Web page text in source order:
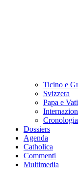
Ticino e
Svizzera
Papa e
Cronologia
Dossiers
Agenda
Catholica
Commenti
Multimedia